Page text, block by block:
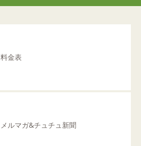
料金表
メルマガ&チュチュ新聞